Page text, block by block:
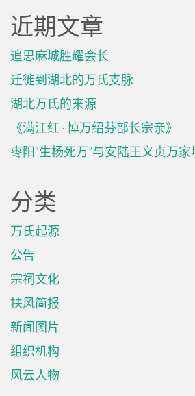
近期文章
追思麻城胜耀会长
迁徙到湖北的万氏支脉
湖北万氏的来源
《满江红 · 悼万绍芬部长宗亲》
枣阳“生杨死万”与安陆王义贞万家
分类
万氏起源
公告
宗祠文化
扶风简报
新闻图片
组织机构
风云人物